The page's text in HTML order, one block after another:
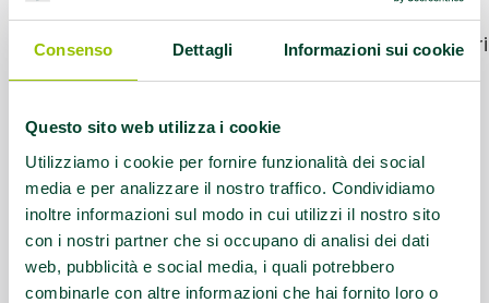
Consenso Dettagli Informazioni sui cookie
Questo sito web utilizza i cookie
Utilizziamo i cookie per fornire funzionalità dei social
media e per analizzare il nostro traffico. Condividiamo
inoltre informazioni sul modo in cui utilizzi il nostro sito
con i nostri partner che si occupano di analisi dei dati
web, pubblicità e social media, i quali potrebbero
combinarle con altre informazioni che hai fornito loro o
svolgono esercizi per stimolare le
funzioni cognitive supportati da volontari
formati dalle neuropsicologhe della
Contatti: Aggiornati al link di riferimento
Link:https://www.ausl.mo.it/servizi-e-
prestazioni/aree-tematiche/terza-
eta/palestre-della-memoria/